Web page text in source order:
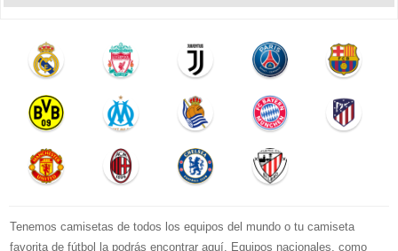
Tenemos camisetas de todos los equipos del mundo o tu camiseta
favorita de fútbol la podrás encontrar aquí. Equipos nacionales, como